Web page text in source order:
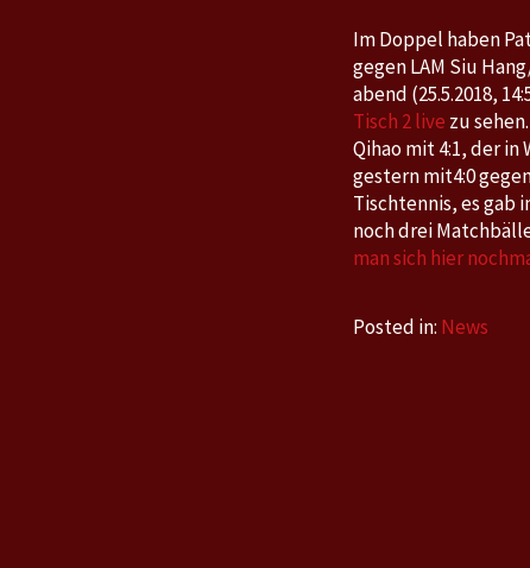
Im Doppel haben
gegen LAM Siu
abend (25.5.2018,
Tisch 2 live zu
Qihao mit 4:1, der
gestern mit4:0
Tischtennis, es gab
noch drei
man sich hier
Posted in: News